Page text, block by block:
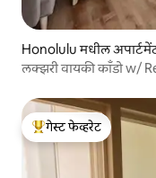
Honolulu मधील
लक्झरी वायकी काँडो w/
टॉप गेस्ट फेव्हरेट
गेस्ट फेव्हरेट